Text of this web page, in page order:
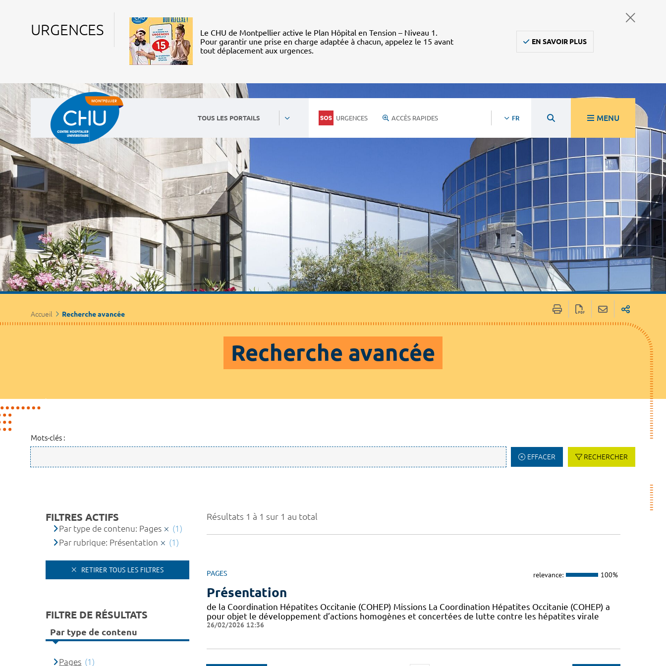
URGENCES
Le CHU de Montpellier active le Plan Hôpital en Tension – Niveau 1.
Pour garantir une prise en charge adaptée à chacun, appelez le 15 avant
tout déplacement aux urgences.
EN SAVOIR PLUS
TOUS LES PORTAILS URGENCES ACCÈS RAPIDES FR MENU
Accueil Recherche avancée
Recherche avancée
Mots-clés :
EFFACER RECHERCHER
Résultats 1 à 1 sur 1 au total
PAGES relevance: 100%
Présentation
de la Coordination Hépatites Occitanie (COHEP) Missions La Coordination Hépatites Occitanie (COHEP) a
pour objet le développement d’actions homogènes et concertées de lutte contre les hépatites virale
26/02/2026 12:36
FILTRES ACTIFS
Par type de contenu: Pages
(1)
Par rubrique: Présentation
(1)
RETIRER TOUS LES FILTRES
FILTRE DE RÉSULTATS
Par type de contenu
Pages (1)